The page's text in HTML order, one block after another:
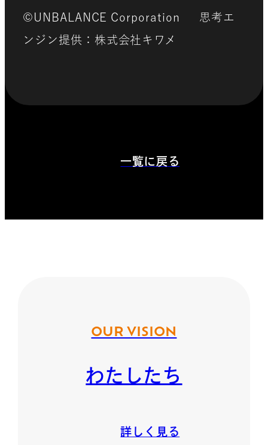
©UNBALANCE Corporation 思考エ
ンジン提供：株式会社キワメ
一覧に戻る
OUR VISION
わたしたち
詳しく見る